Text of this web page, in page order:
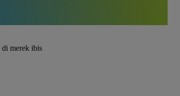
di merek ibis